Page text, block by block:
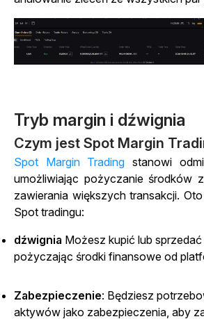
Tryb margin i dźwignia
Czym jest Spot Margin
Spot Margin Trading stanowi
umożliwiając pożyczanie środków
zawierania większych transakcji.
Spot tradingu:
dźwignia Możesz kupić lub
pożyczając środki finansowe od
Zabezpieczenie: Będziesz
aktywów jako zabezpieczenia, aby